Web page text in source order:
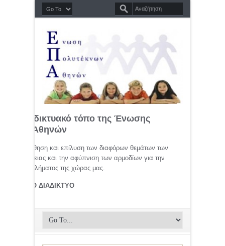
διαδικτυακό τόπο της Ένωσης
Αθηνών
προώθηση και επίλυση των διαφόρων θεμάτων των
οικογένειας και την αφύπνιση των αρμοδίων για την
προβλήματος της χώρας μας.
ΣΤΟ ΔΙΑΔΙΚΤΥΟ